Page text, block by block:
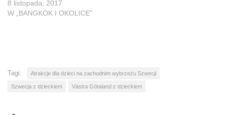
8 listopada, 2017
W „BANGKOK I OKOLICE"
Tagi: Atrakcje dla dzieci na zachodnim wybrzeżu Szwecji
Szwecja z dzieckiem Västra Götaland z dzieckiem